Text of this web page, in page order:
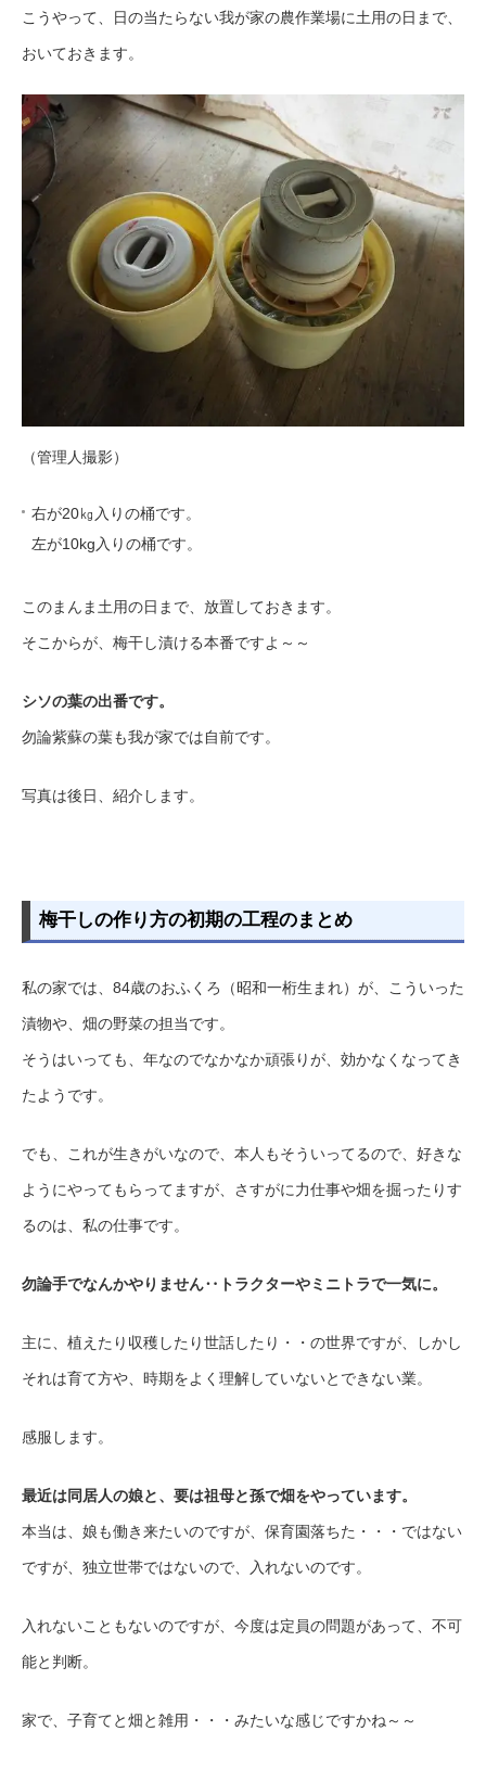
こうやって、日の当たらない我が家の農作業場に土用の日まで、
おいておきます。
（管理人撮影）
右が20㎏入りの桶です。
左が10kg入りの桶です。
このまんま土用の日まで、放置しておきます。
そこからが、梅干し漬ける本番ですよ～～
シソの葉の出番です。
勿論紫蘇の葉も我が家では自前です。
写真は後日、紹介します。
梅干しの作り方の初期の工程のまとめ
私の家では、84歳のおふくろ（昭和一桁生まれ）が、こういった
漬物や、畑の野菜の担当です。
そうはいっても、年なのでなかなか頑張りが、効かなくなってき
たようです。
でも、これが生きがいなので、本人もそういってるので、好きな
ようにやってもらってますが、さすがに力仕事や畑を掘ったりす
るのは、私の仕事です。
勿論手でなんかやりません‥トラクターやミニトラで一気に。
主に、植えたり収穫したり世話したり・・の世界ですが、しかし
それは育て方や、時期をよく理解していないとできない業。
感服します。
最近は同居人の娘と、要は祖母と孫で畑をやっています。
本当は、娘も働き来たいのですが、保育園落ちた・・・ではない
ですが、独立世帯ではないので、入れないのです。
入れないこともないのですが、今度は定員の問題があって、不可
能と判断。
家で、子育てと畑と雑用・・・みたいな感じですかね～～